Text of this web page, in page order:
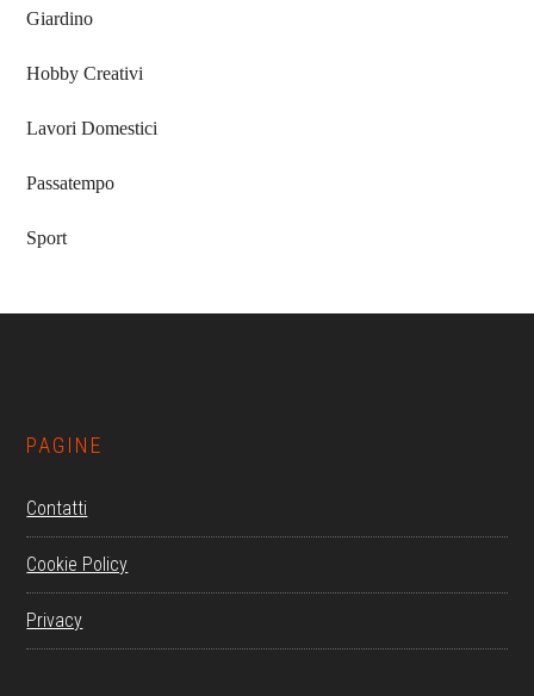
Giardino
Hobby Creativi
Lavori Domestici
Passatempo
Sport
PAGINE
Contatti
Cookie Policy
Privacy